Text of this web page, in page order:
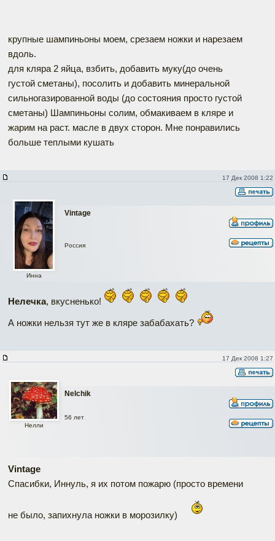
крупные шампиньоны моем, срезаем ножки и нарезаем
вдоль.
для кляра 2 яйца, взбить, добавить муку(до очень
густой сметаны), посолить и добавить минеральной
сильногазированной воды (до состояния просто густой
сметаны) Шампиньоны солим, обмакиваем в кляре и
жарим на раст. масле в двух сторон. Мне понравились
больше теплыми кушать
17 Дек 2008 1:22
Vintage
Инна
Россия
Нелечка, вкусненько!
А ножки нельзя тут же в кляре забабахать?
17 Дек 2008 1:27
Nelchik
Нелли
56 лет
Vintage
Спасибки, Иннуль, я их потом пожарю (просто времени
не было, запихнула ножки в морозилку)